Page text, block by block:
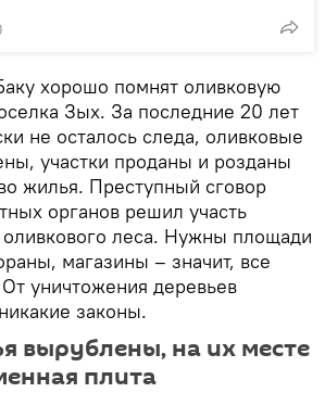
хорошо помнят оливковую
Зых. За последние 20 лет
не осталось следа, оливковые
участки проданы и розданы
жилья. Преступный сговор
органов решил участь
оливкового леса. Нужны площади
магазины – значит, все
уничтожения деревьев
законы.
вырублены, на их месте
плита